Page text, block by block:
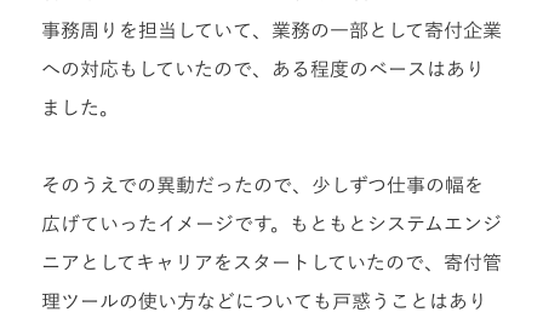
事務周りを担当していて、業務の一部として寄付企業
への対応もしていたので、ある程度のベースはあり
ました。
そのうえでの異動だったので、少しずつ仕事の幅を
広げていったイメージです。もともとシステムエンジ
ニアとしてキャリアをスタートしていたので、寄付管
理ツールの使い方などについても戸惑うことはあり